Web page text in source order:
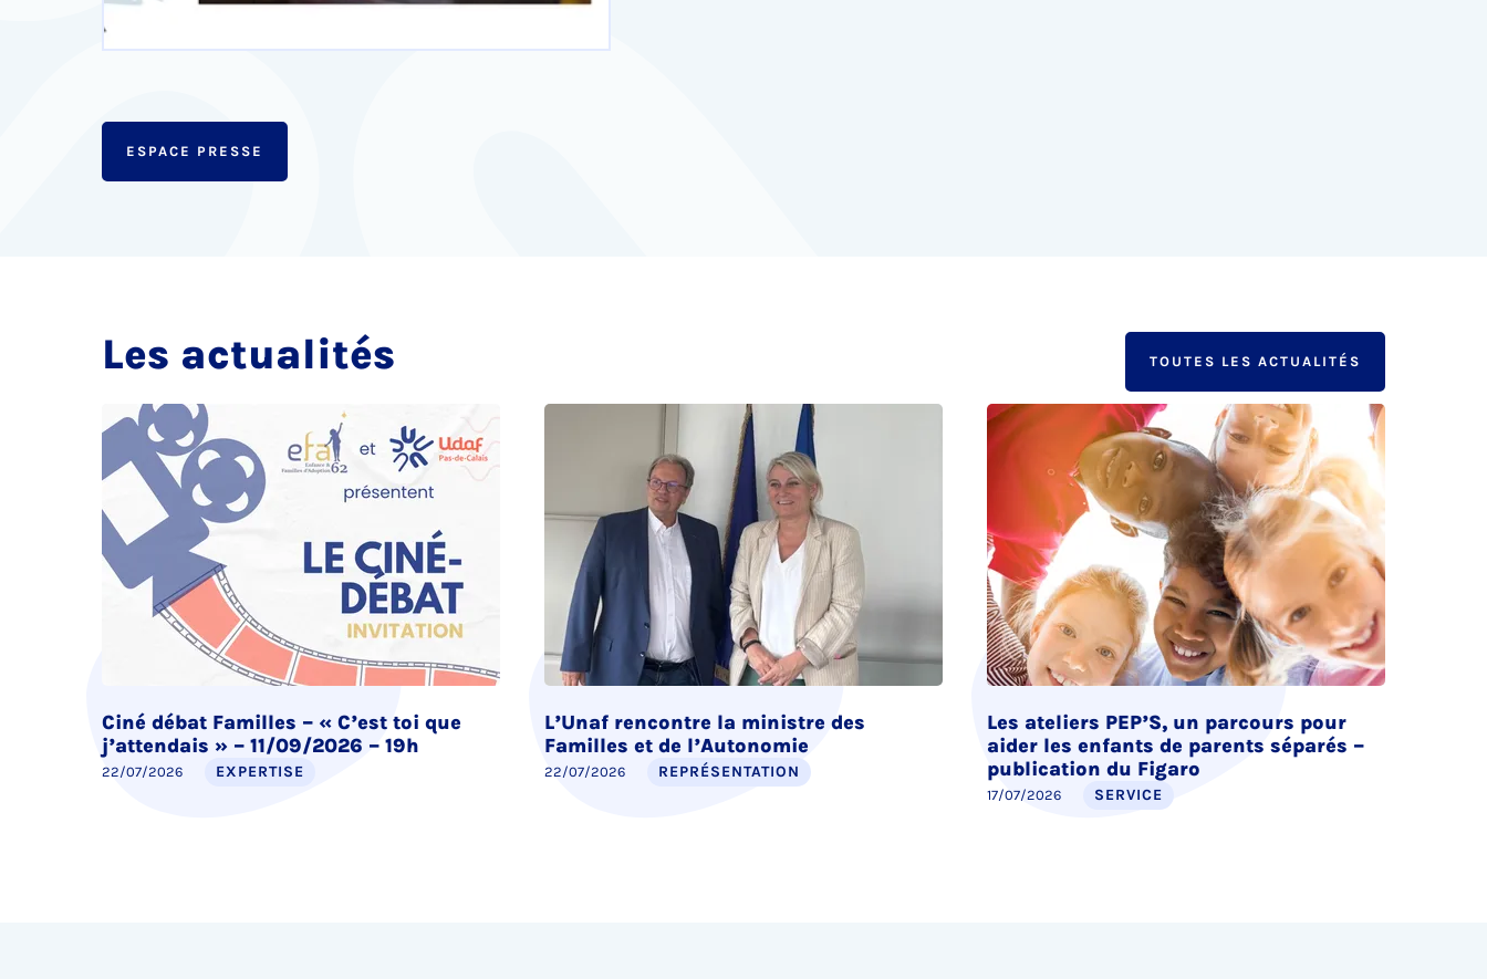
ESPACE PRESSE
Les actualités TOUTES LES ACTUALITÉS
Ciné débat Familles – « C’est toi que
j’attendais » – 11/09/2026 – 19h
22/07/2026 EXPERTISE
L’Unaf rencontre la ministre des
Familles et de l’Autonomie
22/07/2026 REPRÉSENTATION
Les ateliers PEP’S, un parcours pour
aider les enfants de parents séparés –
publication du Figaro
17/07/2026 SERVICE